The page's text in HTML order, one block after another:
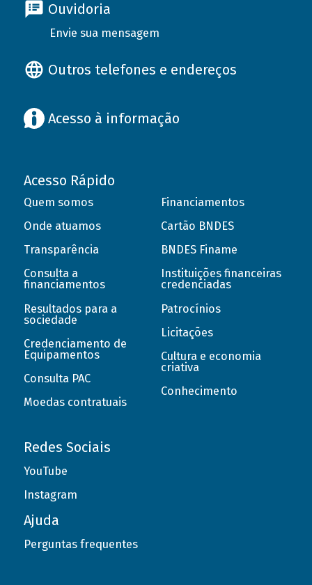
Ouvidoria
Envie sua mensagem
Outros telefones e endereços
Acesso à informação
Acesso Rápido
Quem somos
Onde atuamos
Transparência
Consulta a
financiamentos
Resultados para a
sociedade
Credenciamento de
Equipamentos
Consulta PAC
Moedas contratuais
Financiamentos
Cartão BNDES
BNDES Finame
Instituições financeiras
credenciadas
Patrocínios
Licitações
Cultura e economia
criativa
Conhecimento
Redes Sociais
YouTube
Instagram
Ajuda
Perguntas frequentes